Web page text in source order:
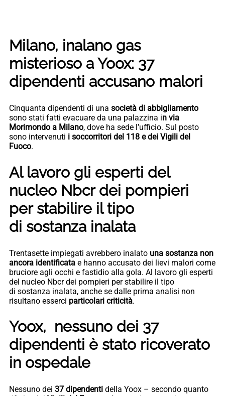
Milano, inalano gas
misterioso a Yoox: 37
dipendenti accusano malori
Cinquanta dipendenti di una società di abbigliamento
sono stati fatti evacuare da una palazzina in via
Morimondo a Milano, dove ha sede l’ufficio. Sul posto
sono intervenuti i soccorritori del 118 e dei Vigili del
Fuoco.
Al lavoro gli esperti del
nucleo Nbcr dei pompieri
per stabilire il tipo
di sostanza inalata
Trentasette impiegati avrebbero inalato una sostanza non
ancora identificata e hanno accusato dei lievi malori come
bruciore agli occhi e fastidio alla gola. Al lavoro gli esperti
del nucleo Nbcr dei pompieri per stabilire il tipo
di sostanza inalata, anche se dalle prima analisi non
risultano esserci particolari criticità.
Yoox, nessuno dei 37
dipendenti è stato ricoverato
in ospedale
Nessuno dei 37 dipendenti della Yoox – secondo quanto